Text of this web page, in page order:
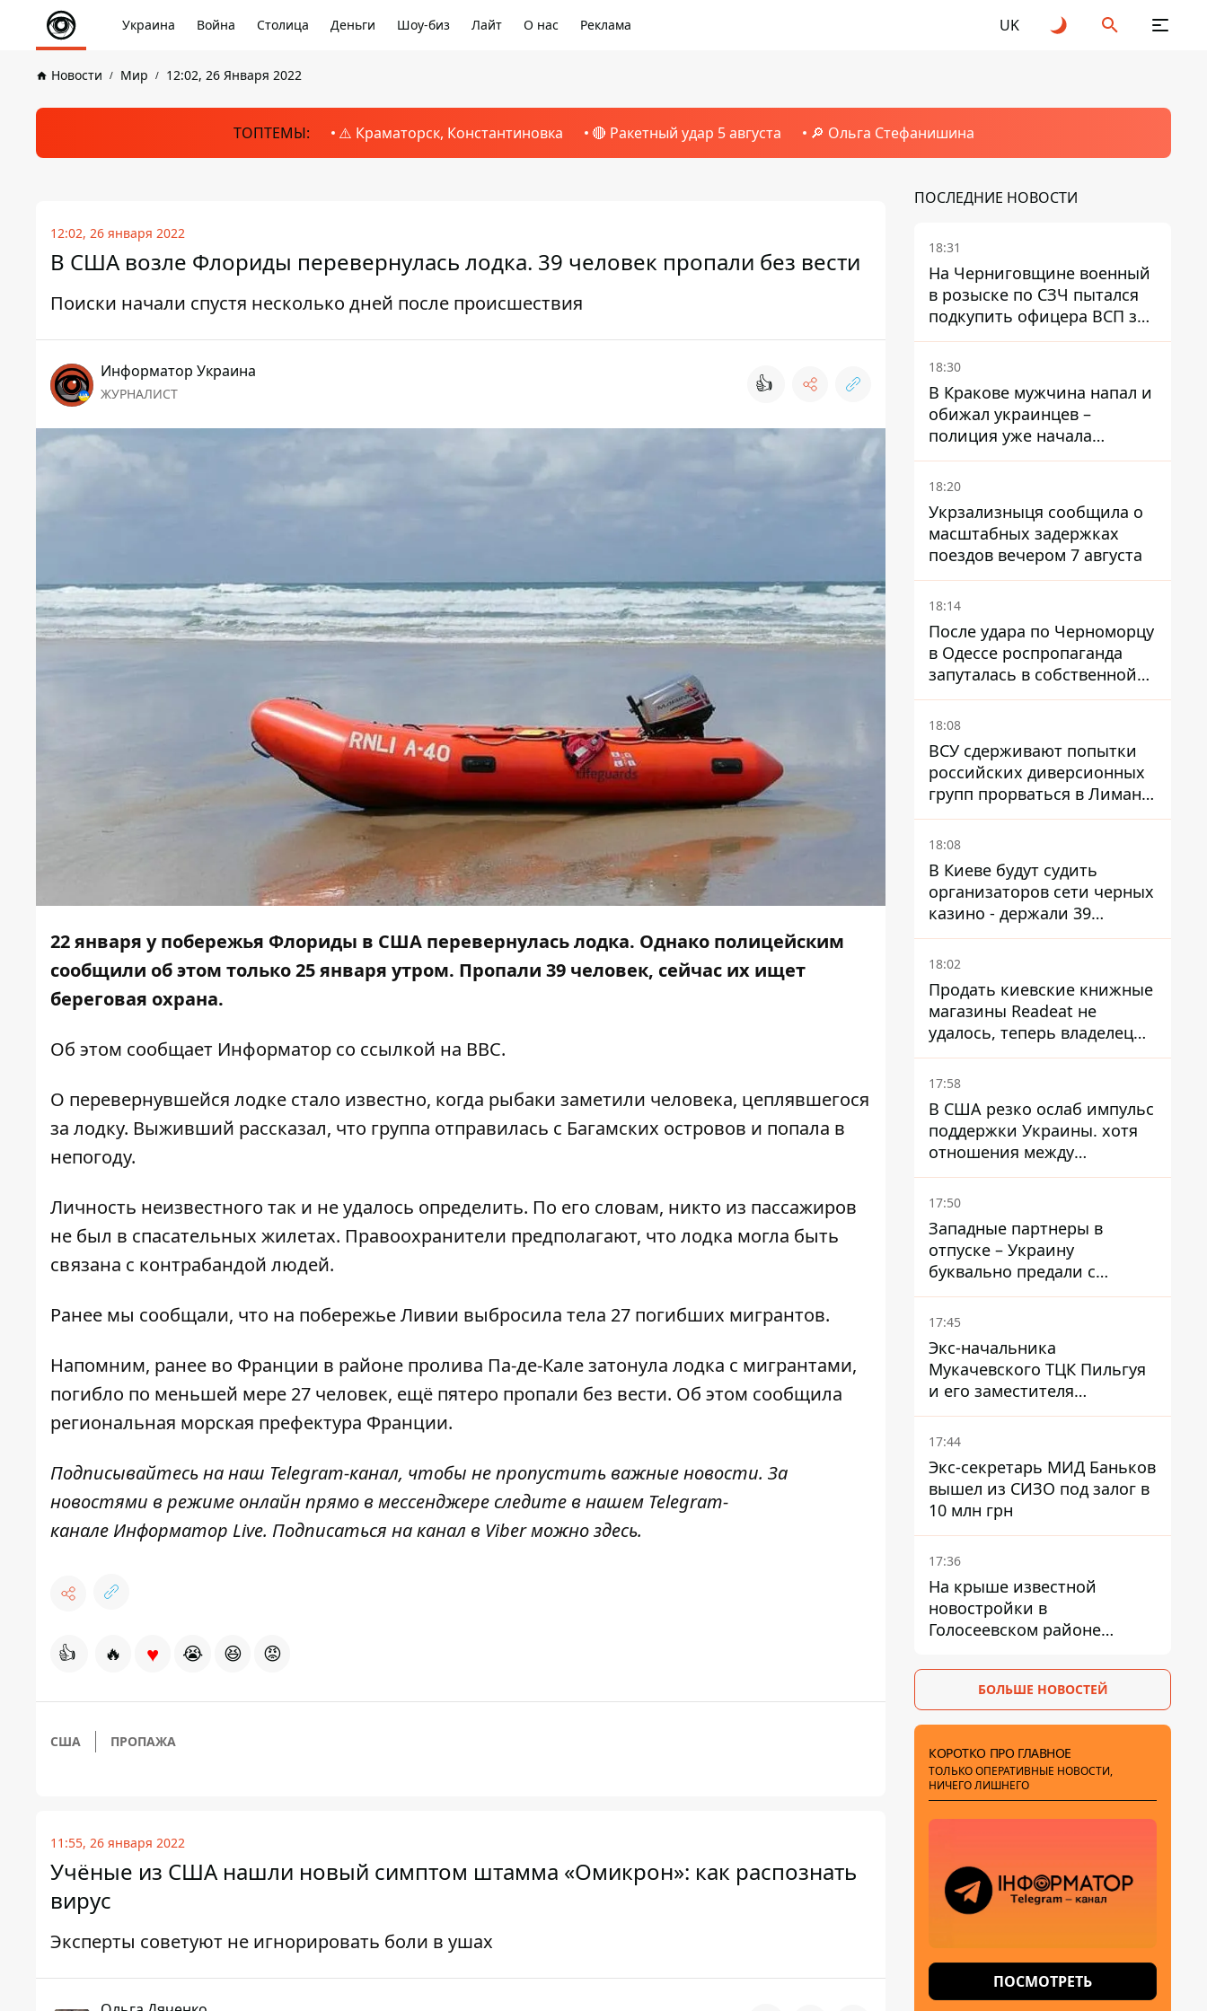
Украина Война Столица Деньги Шоу-биз Лайт О нас Реклама UK
Новости Мир 12:02, 26 Января 2022
ТОПТЕМЫ: ⚠️ Краматорск, Константиновка 🔴 Ракетный удар 5 августа 🔎 Ольга Стефанишина
12:02, 26 января 2022
В США возле Флориды перевернулась лодка. 39 человек пропали без вести
Поиски начали спустя несколько дней после происшествия
Информатор Украина
ЖУРНАЛИСТ 👍
22 января у побережья Флориды в США перевернулась лодка. Однако полицейским
сообщили об этом только 25 января утром. Пропали 39 человек, сейчас их ищет
береговая охрана.
Об этом сообщает Информатор со ссылкой на BBC.
О перевернувшейся лодке стало известно, когда рыбаки заметили человека, цеплявшегося
за лодку. Выживший рассказал, что группа отправилась с Багамских островов и попала в
непогоду.
Личность неизвестного так и не удалось определить. По его словам, никто из пассажиров
не был в спасательных жилетах. Правоохранители предполагают, что лодка могла быть
связана с контрабандой людей.
Ранее мы сообщали, что на побережье Ливии выбросила тела 27 погибших мигрантов.
Напомним, ранее во Франции в районе пролива Па-де-Кале затонула лодка с мигрантами,
погибло по меньшей мере 27 человек, ещё пятеро пропали без вести. Об этом сообщила
региональная морская префектура Франции.
Подписывайтесь на наш Telegram-канал, чтобы не пропустить важные новости. За
новостями в режиме онлайн прямо в мессенджере следите в нашем Telegram-
канале Информатор Live. Подписаться на канал в Viber можноздесь.
👍 🔥 ♥ 😭 😆 😡
США ПРОПАЖА
11:55, 26 января 2022
Учёные из США нашли новый симптом штамма «Омикрон»: как распознать
вирус
Эксперты советуют не игнорировать боли в ушах
ПОСЛЕДНИЕ НОВОСТИ
18:31
На Черниговщине военный
в розыске по СЗЧ пытался
подкупить офицера ВСП за
40 тысяч гривен
18:30
В Кракове мужчина напал и
обижал украинцев –
полиция уже начала
расследование
18:20
Укрзализныця сообщила о
масштабных задержках
поездов вечером 7 августа
18:14
После удара по Черноморцу
в Одессе роспропаганда
запуталась в собственной
лжи
18:08
ВСУ сдерживают попытки
российских диверсионных
групп прорваться в Лиман -
Трегубов
18:08
В Киеве будут судить
организаторов сети черных
казино - держали 39
заведений
18:02
Продать киевские книжные
магазины Readeat не
удалось, теперь владелец
их просто закроет
17:58
В США резко ослаб импульс
поддержки Украины. хотя
отношения между
Зеленским и Трампом
недавно улучшались - The
17:50
Западные партнеры в
отпуске – Украину
буквально предали с
ракетами к Patriot – эксперт
Мусиенко
17:45
Экс-начальника
Мукачевского ТЦК Пильгуя
и его заместителя
отправили в СИЗО без
права залога – журналист
17:44
Экс-секретарь МИД Баньков
вышел из СИЗО под залог в
10 млн грн
17:36
На крыше известной
новостройки в
Голосеевском районе
в гектар
БОЛЬШЕ НОВОСТЕЙ
КОРОТКО ПРО ГЛАВНОЕ
ТОЛЬКО ОПЕРАТИВНЫЕ НОВОСТИ,
НИЧЕГО ЛИШНЕГО
ПОСМОТРЕТЬ